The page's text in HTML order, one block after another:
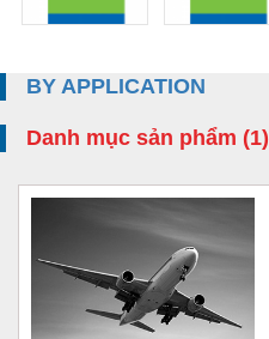
BY APPLICATION
Danh mục sản phẩm (1)